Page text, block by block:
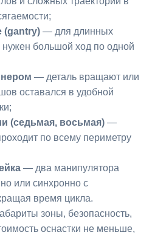
(gantry) — для длинных
нужен большой ход по одной
— деталь вращают или
оставался в удобной
(седьмая, восьмая) —
по всему периметру
— два манипулятора
или синхронно с
время цикла.
зоны, безопасность,
оснастки не меньше,